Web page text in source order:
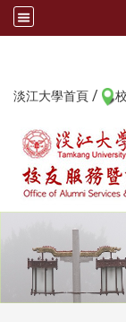
淡江大學首頁 /